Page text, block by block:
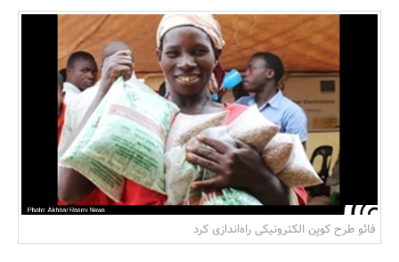
بانک، بیمه و سرمایه
مسکن و ساختمان
فائو طرح کوپن الکترونیکی راه‌اندازی کرد